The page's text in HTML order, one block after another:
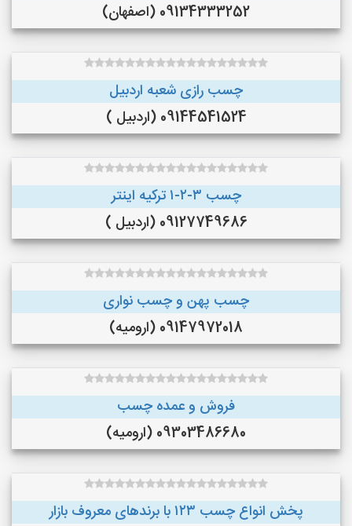
09134333252 (اصفهان)
چسب رازی شعبه اردبیل
09144541524 (اردبیل )
چسب ۳-۲-۱ ترکیه اینتر
09127749686 (اردبیل )
چسب پهن و چسب نواری
09147972018 (ارومیه)
فروش و عمده چسب
09303486680 (ارومیه)
پخش انواع چسب ۱۲۳ با برندهای معروف بازار